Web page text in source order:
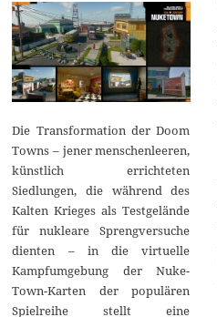
Die Transformation der Doom
Towns – jener menschenleeren,
künstlich errichteten
Siedlungen, die während des
Kalten Krieges als Testgelände
für nukleare Sprengversuche
dienten – in die virtuelle
Kampfumgebung der Nuke-
Town-Karten der populären
Spielreihe stellt eine